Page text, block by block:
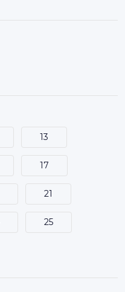
13
17
21
25